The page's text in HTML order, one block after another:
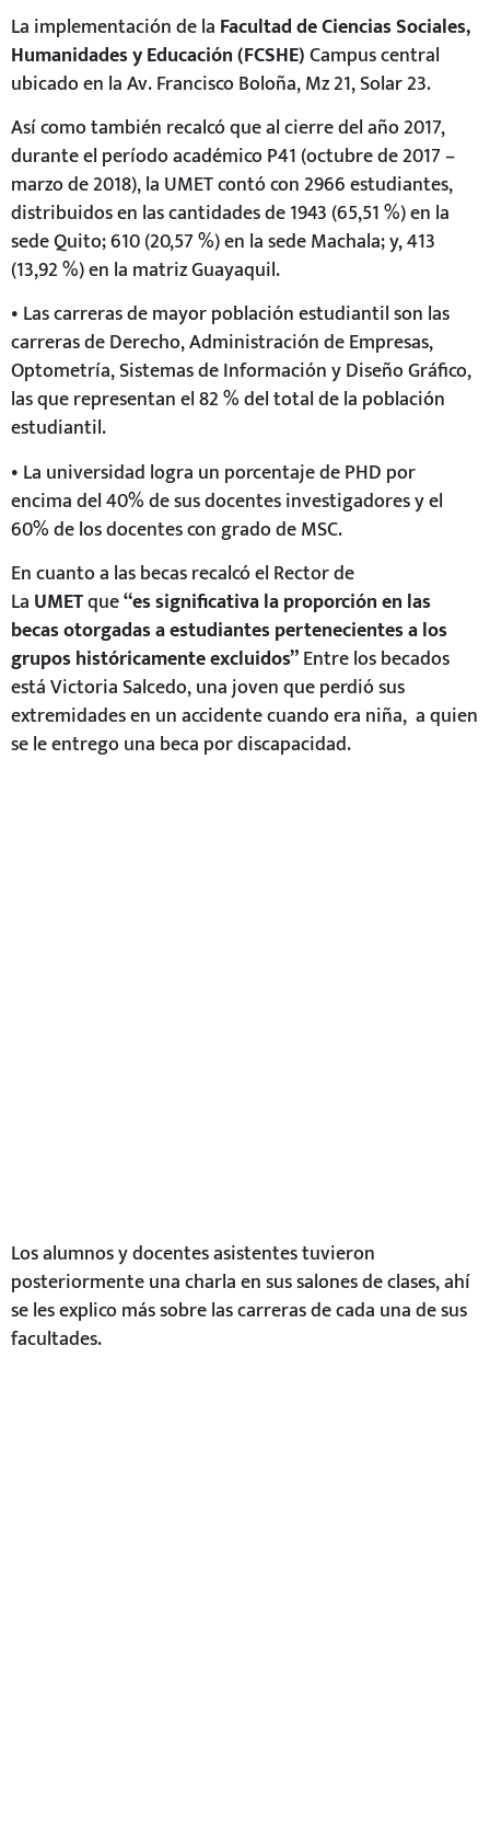
La implementación de la Facultad de Ciencias Sociales,
Humanidades y Educación (FCSHE)Campus central
ubicado en la Av. Francisco Boloña, Mz 21, Solar 23.
Así como también recalcó que al cierre del año 2017,
durante el período académico P41 (octubre de 2017 –
marzo de 2018), la UMET contó con 2966 estudiantes,
distribuidos en las cantidades de 1943 (65,51 %) en la
sede Quito; 610 (20,57 %) en la sede Machala; y, 413
(13,92 %) en la matriz Guayaquil.
• Las carreras de mayor población estudiantil son las
carreras de Derecho, Administración de Empresas,
Optometría, Sistemas de Información y Diseño Gráfico,
las que representan el 82 % del total de la población
estudiantil.
• La universidad logra un porcentaje de PHD por
encima del 40% de sus docentes investigadores y el
60% de los docentes con grado de MSC.
En cuanto a las becas recalcó el Rector de
La UMETque“es significativa la proporción en las
becas otorgadas a estudiantes pertenecientes a los
grupos históricamente excluidos”Entre los becados
está Victoria Salcedo, una joven que perdió sus
extremidades en un accidente cuando era niña, a quien
se le entrego una beca por discapacidad.
Los alumnos y docentes asistentes tuvieron
posteriormente una charla en sus salones de clases, ahí
se les explico más sobre las carreras de cada una de sus
facultades.